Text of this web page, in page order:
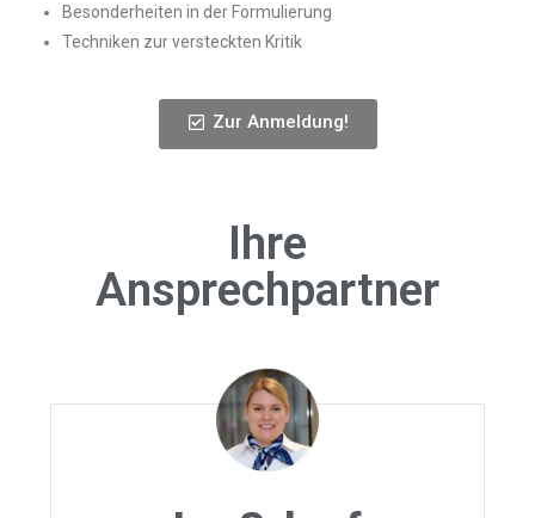
Besonderheiten in der Formulierung
Techniken zur versteckten Kritik
Zur Anmeldung!
Ihre
Ansprechpartner